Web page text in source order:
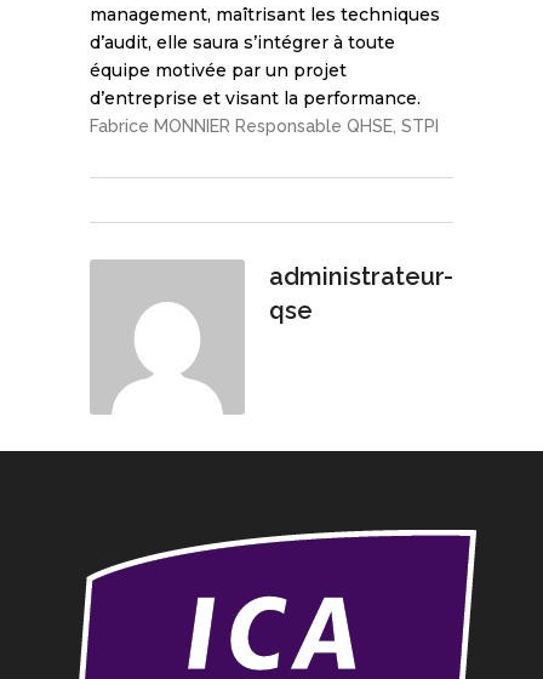
management, maîtrisant les techniques
d’audit, elle saura s’intégrer à toute
équipe motivée par un projet
d’entreprise et visant la performance.
Fabrice MONNIER Responsable QHSE, STPI
administrateur-
qse